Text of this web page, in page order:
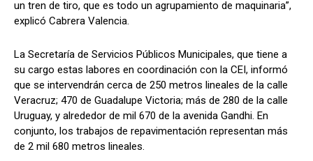
un tren de tiro, que es todo un agrupamiento de maquinaria”,
explicó Cabrera Valencia.
La Secretaría de Servicios Públicos Municipales, que tiene a
su cargo estas labores en coordinación con la CEI, informó
que se intervendrán cerca de 250 metros lineales de la calle
Veracruz; 470 de Guadalupe Victoria; más de 280 de la calle
Uruguay, y alrededor de mil 670 de la avenida Gandhi. En
conjunto, los trabajos de repavimentación representan más
de 2 mil 680 metros lineales.